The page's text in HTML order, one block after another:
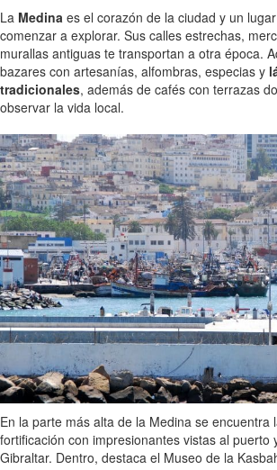
La Medina es el corazón de la ciudad y un
comenzar a explorar. Sus calles estrechas,
murallas antiguas te transportan a otra época.
bazares con artesanías, alfombras, especias y
tradicionales, además de cafés con terrazas
observar la vida local.
En la parte más alta de la Medina se encuentra
fortificación con impresionantes vistas al puerto
Gibraltar. Dentro, destaca el Museo de la